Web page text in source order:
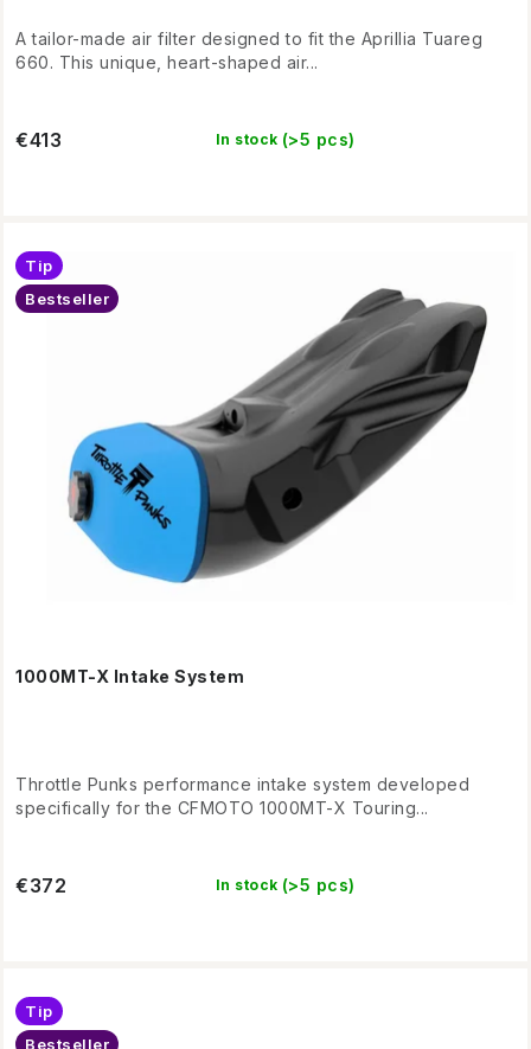
In stock (>5 pcs)
€413
A tailor-made air filter designed to fit the Aprillia Tuareg
660. This unique, heart-shaped air...
1000MT-X Intake System
Tip
Bestseller
In stock (>5 pcs)
€372
Throttle Punks performance intake system developed
specifically for the CFMOTO 1000MT-X Touring...
Tip
Bestseller